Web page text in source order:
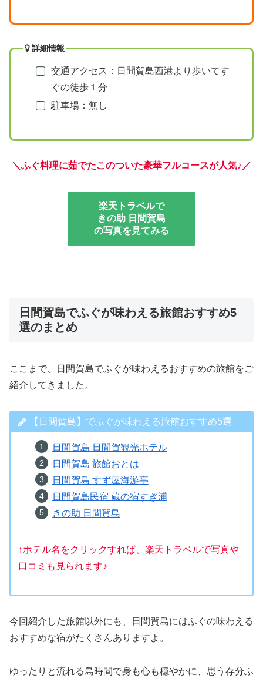
詳細情報
交通アクセス：日間賀島西港より歩いてす
ぐの徒歩１分
駐車場：無し
＼ ふぐ料理に茹でたこのついた豪華フルコースが人気♪ ／
楽天トラベルで
きの助 日間賀島
の写真を見てみる
日間賀島でふぐが味わえる旅館おすすめ5
選のまとめ
ここまで、日間賀島でふぐが味わえるおすすめの旅館をご
紹介してきました。
【日間賀島】でふぐが味わえる旅館おすすめ5選
日間賀島 日間賀観光ホテル
日間賀島 旅館おとは
日間賀島 すず屋海游亭
日間賀島民宿 蔵の宿すぎ浦
きの助 日間賀島
↑ホテル名をクリックすれば、楽天トラベルで写真や
口コミも見られます♪
今回紹介した旅館以外にも、日間賀島にはふぐの味わえる
おすすめな宿がたくさんありますよ。
ゆったりと流れる島時間で身も心も穏やかに、思う存分ふ